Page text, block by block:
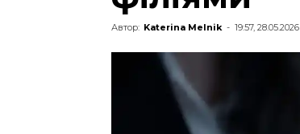
Автор: Katerina Melnik - 19:57, 28.05.2026